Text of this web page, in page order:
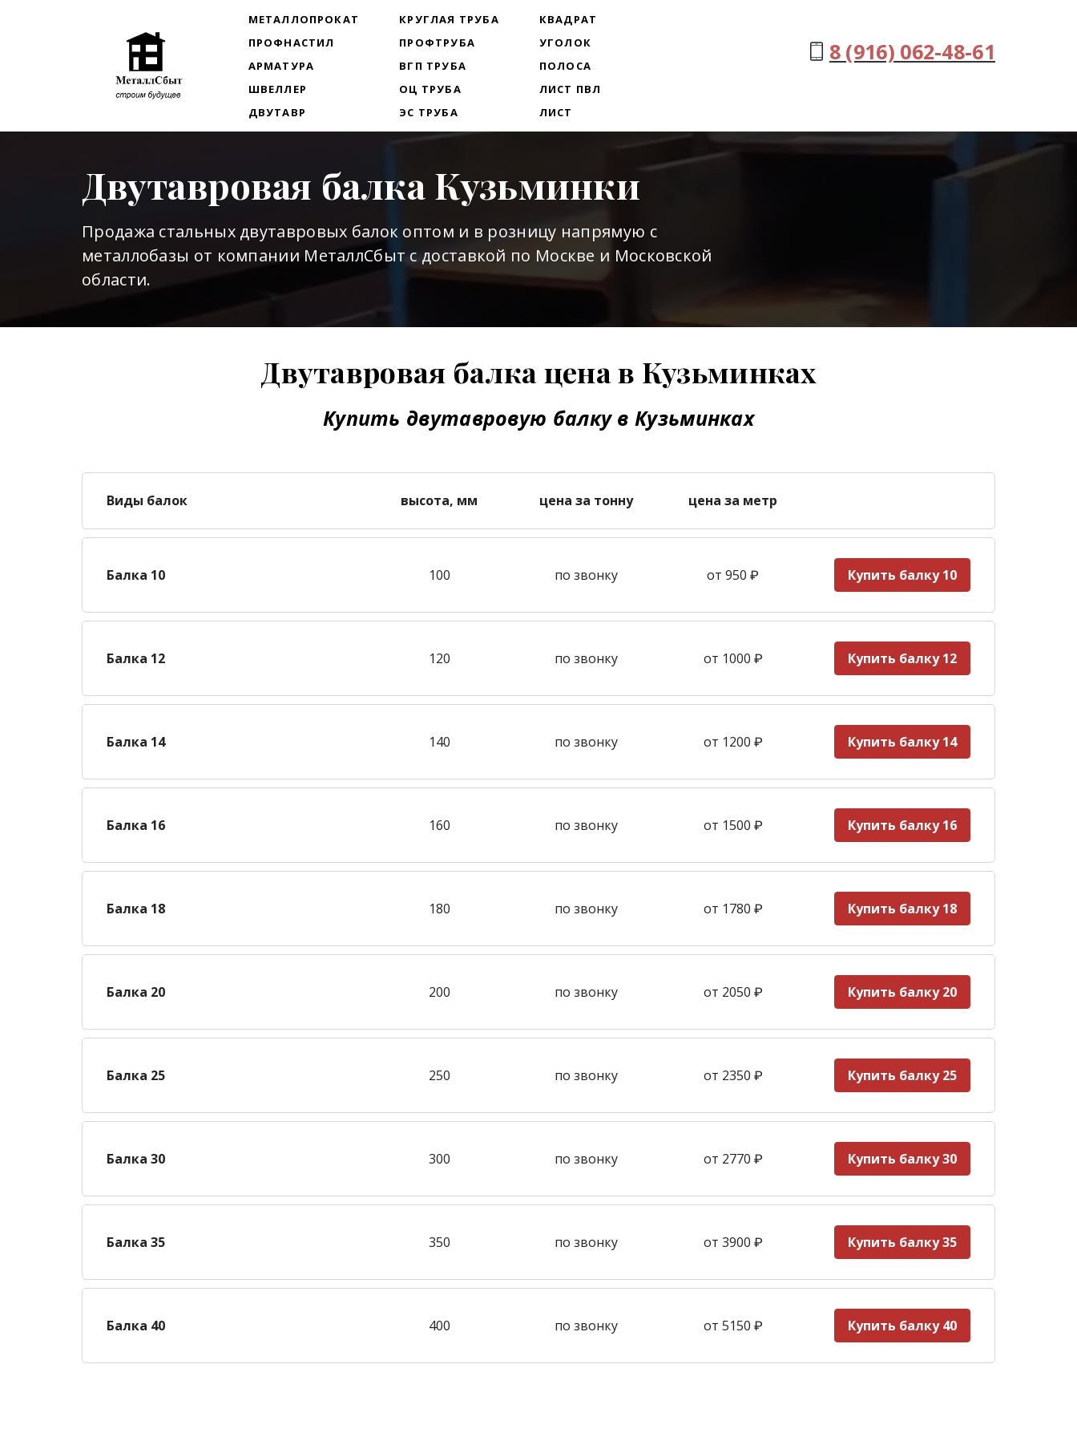
МЕТАЛЛОПРОКАТ
ПРОФНАСТИЛ
АРМАТУРА
ШВЕЛЛЕР
ДВУТАВР
КРУГЛАЯ ТРУБА
ПРОФТРУБА
ВГП ТРУБА
ОЦ ТРУБА
ЭС ТРУБА
КВАДРАТ
УГОЛОК
ПОЛОСА
ЛИСТ ПВЛ
ЛИСТ
8 (916) 062-48-61
Двутавровая балка Кузьминки
Продажа стальных двутавровых балок оптом и в розницу напрямую с
металлобазы от компании МеталлСбыт с доставкой по Москве и Московской
области.
Двутавровая балка цена в Кузьминках
Купить двутавровую балку в Кузьминках
Виды балок высота, мм цена за тонну цена за метр
Балка 10 100 по звонку от 950 ₽ Купить балку 10
Балка 12 120 по звонку от 1000 ₽ Купить балку 12
Балка 14 140 по звонку от 1200 ₽ Купить балку 14
Балка 16 160 по звонку от 1500 ₽ Купить балку 16
Балка 18 180 по звонку от 1780 ₽ Купить балку 18
Балка 20 200 по звонку от 2050 ₽ Купить балку 20
Балка 25 250 по звонку от 2350 ₽ Купить балку 25
Балка 30 300 по звонку от 2770 ₽ Купить балку 30
Балка 35 350 по звонку от 3900 ₽ Купить балку 35
Балка 40 400 по звонку от 5150 ₽ Купить балку 40